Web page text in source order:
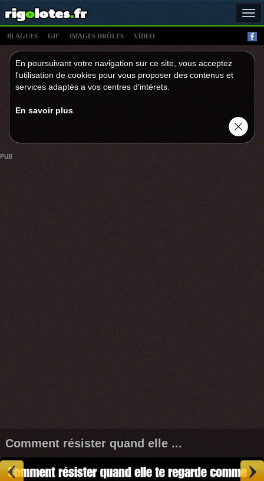
BLAGUES GIF IMAGES DRÔLES VÍDEO
En poursuivant votre navigation sur ce site, vous acceptez
l'utilisation de cookies pour vous proposer des contenus et
services adaptés a vos centres d'intérets.
En savoir plus
PUB
Comment résister quand elle ...